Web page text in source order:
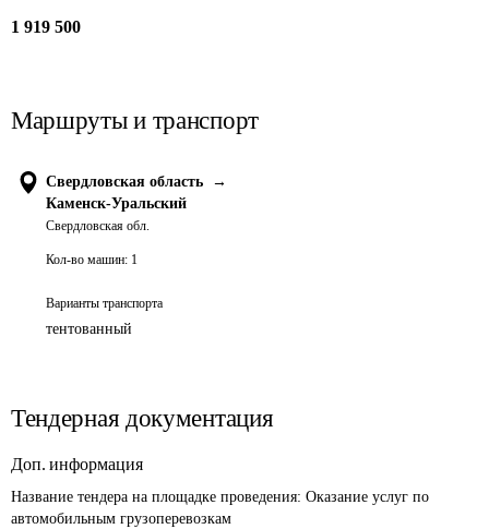
1 919 500
Маршруты и транспорт
Свердловская область
→
Каменск-Уральский
Свердловская обл.
Кол-во машин: 1
Варианты транспорта
тентованный
Тендерная документация
Доп. информация
Название тендера на площадке проведения: Оказание услуг по
автомобильным грузоперевозкам